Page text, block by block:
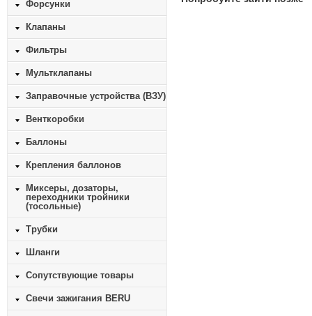
Форсунки
Клапаны
Фильтры
Мультклапаны
Заправочные устройства (ВЗУ)
Венткоробки
Баллоны
Крепления баллонов
Миксеры, дозаторы,
переходники тройники
(тосольные)
Трубки
Шланги
Сопутствующие товары
Свечи зажигания BERU